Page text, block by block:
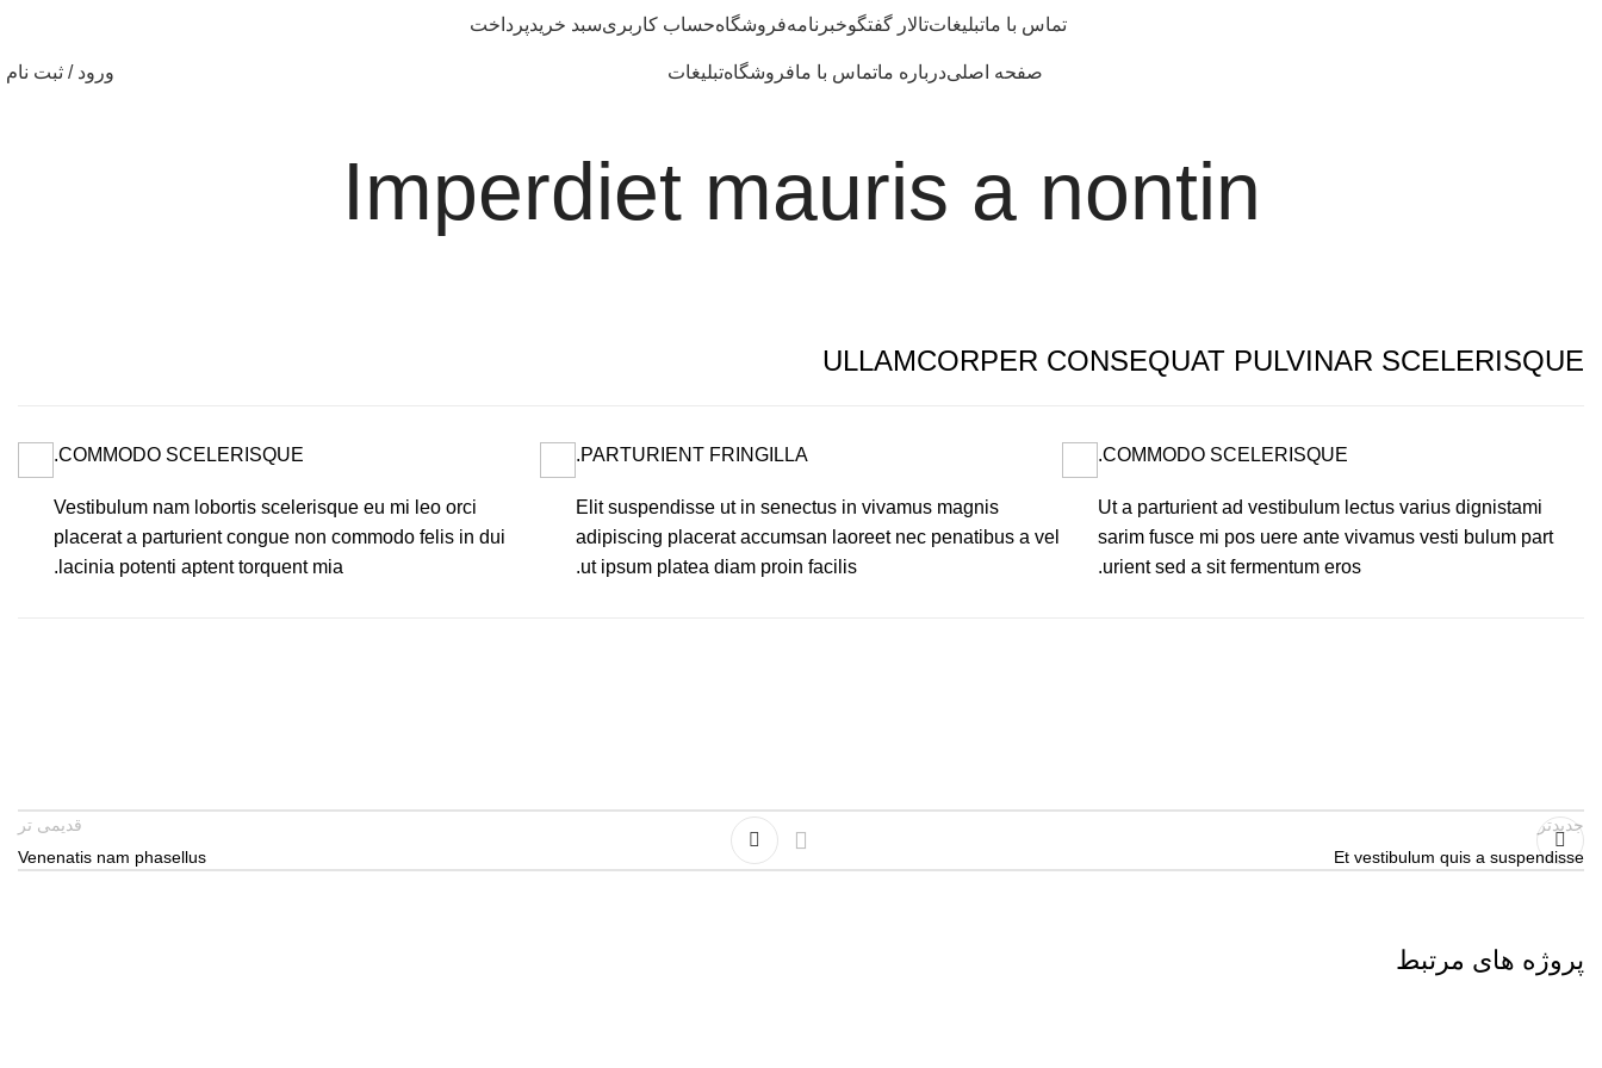
تماس با ماتبلیغاتتالار گفتگوخبرنامهفروشگاهحساب کاربریسبد خریدپرداخت
صفحه اصلیدرباره ماتماس با مافروشگاهتبلیغات ورود / ثبت نام
Imperdiet mauris a nontin
ULLAMCORPER CONSEQUAT PULVINAR SCELERISQUE
COMMODO SCELERISQUE.
Ut a parturient ad vestibulum lectus varius dignistami
sarim fusce mi pos uere ante vivamus vesti bulum part
urient sed a sit fermentum eros.
PARTURIENT FRINGILLA.
Elit suspendisse ut in senectus in vivamus magnis
adipiscing placerat accumsan laoreet nec penatibus a vel
ut ipsum platea diam proin facilis.
COMMODO SCELERISQUE.
Vestibulum nam lobortis scelerisque eu mi leo orci
placerat a parturient congue non commodo felis in dui
lacinia potenti aptent torquent mia.
جدیدتر
Et vestibulum quis a suspendisse
قدیمی تر
Venenatis nam phasellus
پروژه های مرتبط